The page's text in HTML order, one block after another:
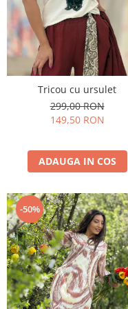
Costume de baie
Tricou cu ursulet
299,00 RON
149,50 RON
ADAUGA IN COS
-50%